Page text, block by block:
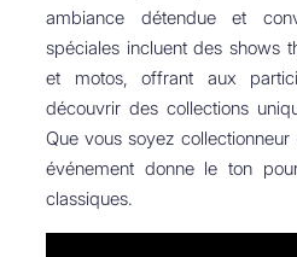
ambiance détendue et
spéciales incluent des shows
et motos, offrant aux
découvrir des collections
Que vous soyez
événement donne le ton
classiques.